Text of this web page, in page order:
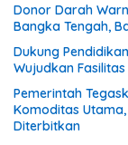
Donor Darah
Bangka Tengah,
Dukung
Wujudkan
Pemerintah
Komoditas
Diterbitkan